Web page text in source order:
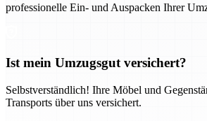
professionelle Ein- und Auspacken Ihrer
Ist mein Umzugsgut versichert?
Selbstverständlich! Ihre Möbel und
Transports über uns versichert.